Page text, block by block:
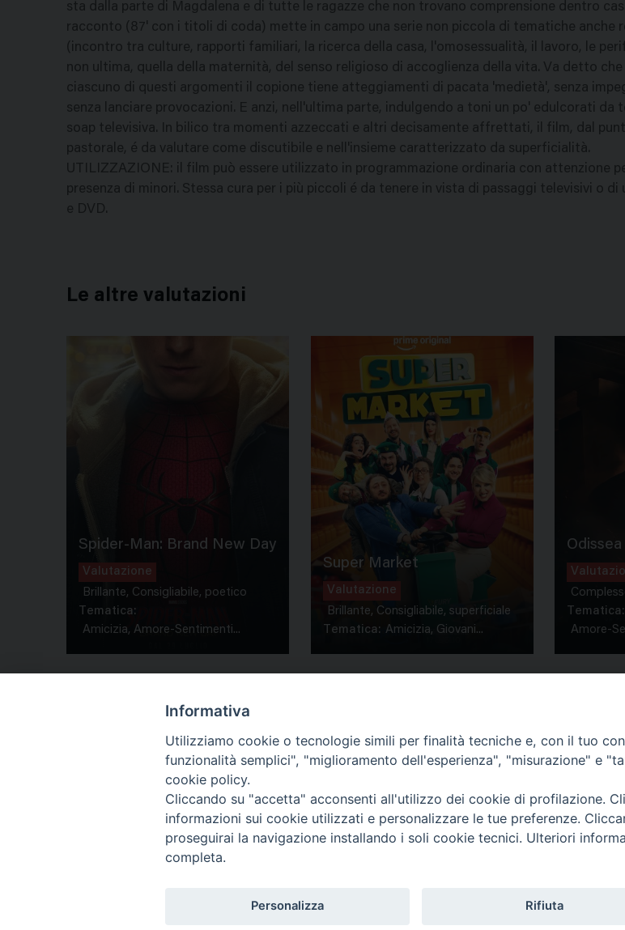
sta dalla parte di Magdalena e di tutte le ragazze che non trovano comprensione dentro
racconto (87' con i titoli di coda) mette in campo una serie non piccola di tematiche anche
(incontro tra culture, rapporti familiari, la ricerca della casa, l'omosessualità, il lavoro, le
non ultima, quella della maternità, del senso religioso di accoglienza della vita. Va detto
ciascuno di questi argomenti il copione tiene atteggiamenti di pacata 'medietà', senza
senza lanciare provocazioni. E anzi, nell'ultima parte, indulgendo a toni un po' edulcorati da
soap televisiva. In bilico tra momenti azzeccati e altri decisamente affrettati, il film, dal
pastorale, é da valutare come discutibile e nell'insieme caratterizzato da superficialità.
UTILIZZAZIONE: il film può essere utilizzato in programmazione ordinaria con attenzione
presenza di minori. Stessa cura per i più piccoli é da tenere in vista di passaggi televisivi o di
e DVD.
Le altre valutazioni
Spider-Man: Brand New Day
Valutazione
Brillante, Consigliabile, poetico
Tematica:
Amicizia, Amore-Sentimenti...
Super Market
Valutazione
Brillante, Consigliabile, superficiale
Tematica: Amicizia, Giovani...
Odissea
Tematica:
Amore-
Contatti &
C.ne Aurelia, 50 – 00165
Scrivi a:
Titolo
Informativa
Utilizziamo cookie o tecnologie simili per finalità tecniche e, con il tuo
funzionalità semplici", "miglioramento dell'esperienza", "misurazione" e
cookie policy.
Cliccando su "accetta" acconsenti all'utilizzo dei cookie di profilazione.
informazioni sui cookie utilizzati e personalizzare le tue preferenze.
proseguirai la navigazione installando i soli cookie tecnici. Ulteriori
completa.
Personalizza Rifiuta